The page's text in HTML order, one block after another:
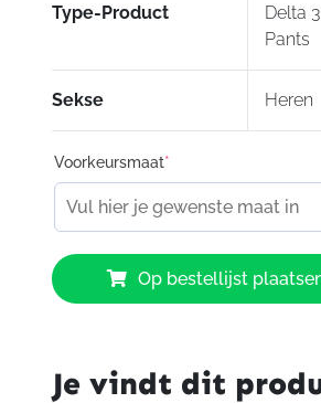
Type-Product
Delta
Pants
Sekse Heren
Voorkeursmaat*
Dainese
Delta
aantal
Op bestellijst
Je vindt dit